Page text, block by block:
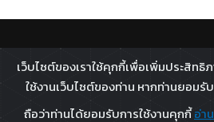
All rights reserved - 2026 ©
เว็บไซต์ของเราใช้คุกกี้เพื่อเพิ่มประสิท
ใช้งานเว็บไซต์ของท่าน หากท่านยอมรับ
ถือว่าท่านได้ยอมรับการใช้งานคุกกี้อ่า